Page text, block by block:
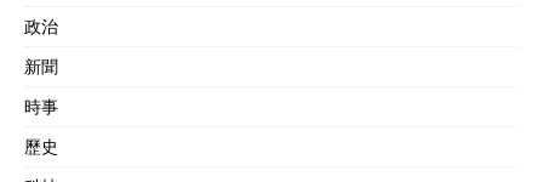
政治
新聞
時事
歷史